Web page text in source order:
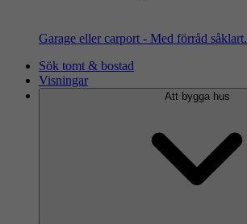
Garage eller carport - Med förråd såklart.
Sök tomt & bostad
Visningar
Att bygga hus